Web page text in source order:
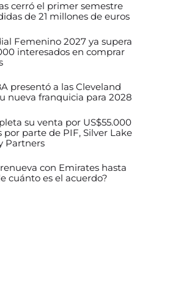
cerró el primer semestre
de 21 millones de euros
Femenino 2027 ya supera
interesados en comprar
presentó a las Cleveland
nueva franquicia para 2028
su venta por US$55.000
por parte de PIF, Silver Lake
Partners
con Emirates hasta
cuánto es el acuerdo?